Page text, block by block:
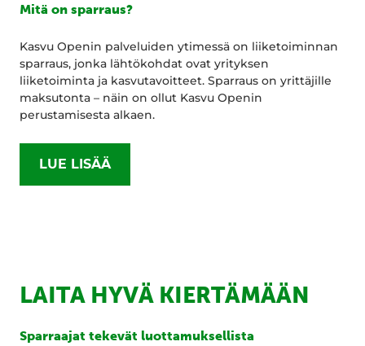
Mitä on sparraus?
Kasvu Openin palveluiden ytimessä on liiketoiminnan
sparraus, jonka lähtökohdat ovat yrityksen
liiketoiminta ja kasvutavoitteet. Sparraus on yrittäjille
maksutonta – näin on ollut Kasvu Openin
perustamisesta alkaen.
LUE LISÄÄ
LAITA HYVÄ KIERTÄMÄÄN
Sparraajat tekevät luottamuksellista